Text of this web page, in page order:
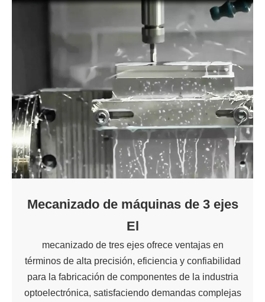
Mecanizado de máquinas de 3 ejes
El
mecanizado de tres ejes ofrece ventajas en
términos de alta precisión, eficiencia y confiabilidad
para la fabricación de componentes de la industria
optoelectrónica, satisfaciendo demandas complejas